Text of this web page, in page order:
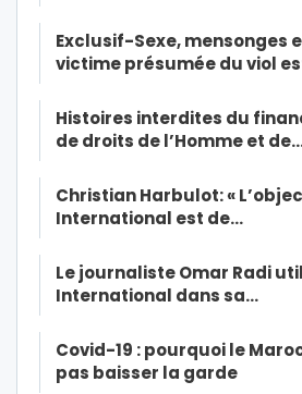
Exclusif-Sexe, mensonges
victime présumée du viol
Histoires interdites du
de droits de l’Homme et
Christian Harbulot: «
International est de…
Le journaliste Omar Radi
International dans sa…
Covid-19 : pourquoi le
pas baisser la garde